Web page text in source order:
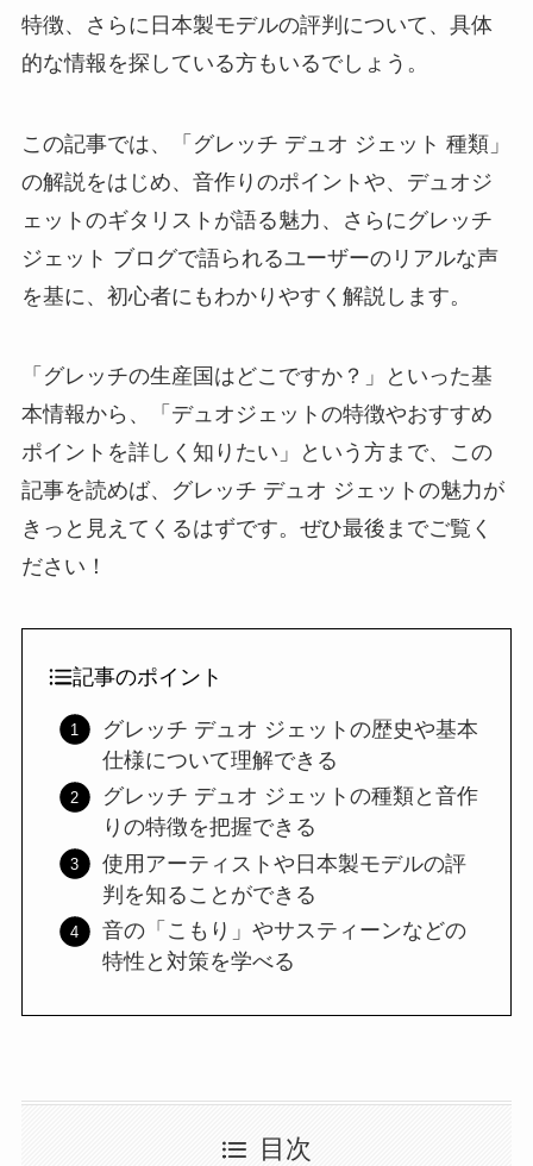
特徴、さらに日本製モデルの評判について、具体
的な情報を探している方もいるでしょう。
この記事では、「グレッチ デュオ ジェット 種類」
の解説をはじめ、音作りのポイントや、デュオジ
ェットのギタリストが語る魅力、さらにグレッチ
ジェット ブログで語られるユーザーのリアルな声
を基に、初心者にもわかりやすく解説します。
「グレッチの生産国はどこですか？」といった基
本情報から、「デュオジェットの特徴やおすすめ
ポイントを詳しく知りたい」という方まで、この
記事を読めば、グレッチ デュオ ジェットの魅力が
きっと見えてくるはずです。ぜひ最後までご覧く
ださい！
記事のポイント
グレッチ デュオ ジェットの歴史や基本
仕様について理解できる
グレッチ デュオ ジェットの種類と音作
りの特徴を把握できる
使用アーティストや日本製モデルの評
判を知ることができる
音の「こもり」やサスティーンなどの
特性と対策を学べる
目次